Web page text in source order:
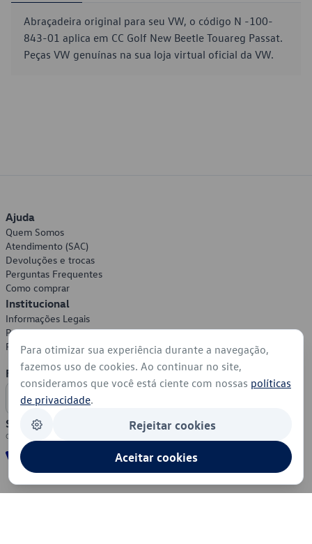
Abraçadeira original para seu VW, o código N -100-
843-01 aplica em CC Golf New Beetle Touareg Passat.
Peças VW genuínas na sua loja virtual oficial da VW.
Ajuda
Quem Somos
Atendimento (SAC)
Devoluções e trocas
Perguntas Frequentes
Como comprar
Institucional
Informações Legais
Política de Privacidade
Política de Cookies
Formas de Pagamento
Segurança
Para otimizar sua experiência durante a navegação,
fazemos uso de cookies. Ao continuar no site,
consideramos que você está ciente com nossas políticas
de privacidade.
Rejeitar cookies
Aceitar cookies